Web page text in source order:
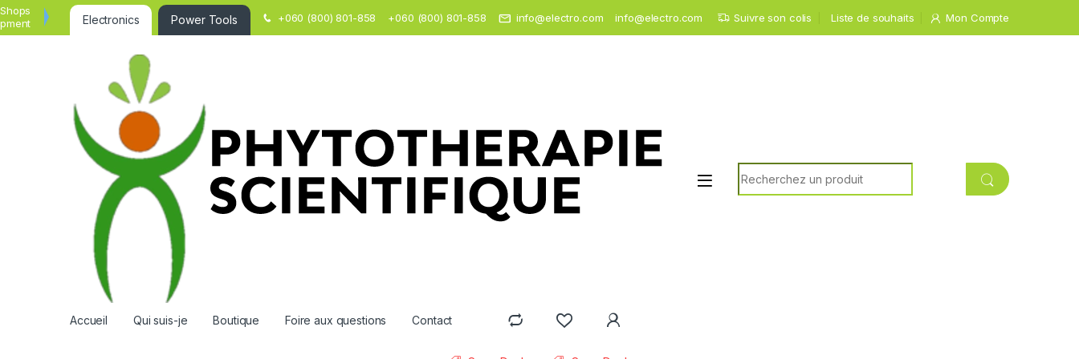
Electronics Power Tools +060 (800) 801-858 +060 (800) 801-858 info@electro.com info@electro.com Suivre son colis Liste de souhaits Mon Compte
Recherche pour:
Accueil Qui suis-je Boutique Foire aux questions Contact